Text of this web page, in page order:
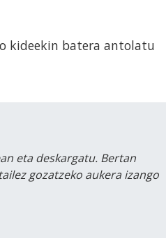
kideekin batera antolatu
eta deskargatu. Bertan
gozatzeko aukera izango